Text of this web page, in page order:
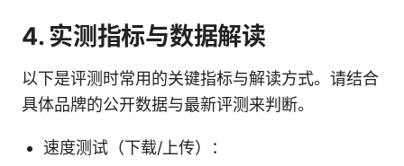
4. 实测指标与数据解读
以下是评测时常用的关键指标与解读方式。请结合
具体品牌的公开数据与最新评测来判断。
速度测试（下载/上传）：